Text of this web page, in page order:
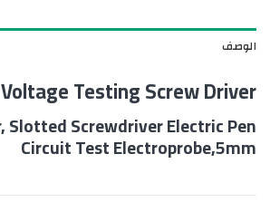
الوصف
Voltage Testing Screw Driver مفك تست
Slotted Screwdriver Electric Pen
Circuit Test Electroprobe,5mm